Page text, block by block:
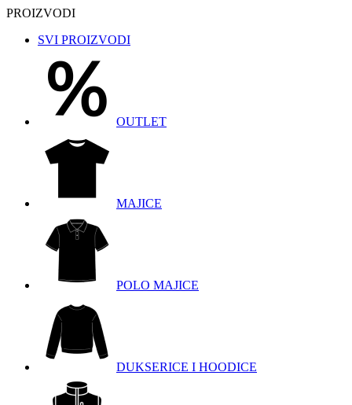
PROIZVODI
SVI PROIZVODI
OUTLET
MAJICE
POLO MAJICE
DUKSERICE I HOODICE